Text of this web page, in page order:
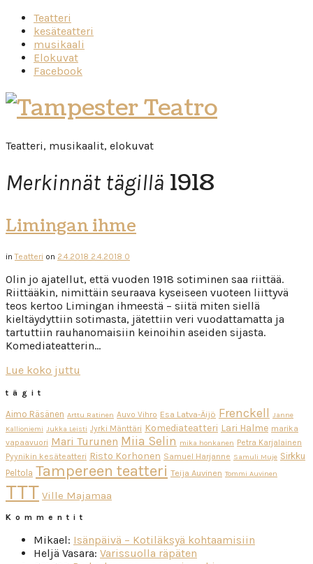
Teatteri
kesäteatteri
musikaali
Elokuvat
Facebook
Tampester
Teatro
Teatteri, musikaalit, elokuvat
Merkinnät tägillä 1918
Limingan ihme
inTeatteri on 2.4.2018 2.4.2018 0
Olin jo ajatellut, että vuoden 1918 sotiminen saa riittää.
Riittääkin, nimittäin seuraava kyseiseen vuoteen liittyvä
teos kertoo Limingan ihmeestä – siitä miten siellä
kieltäydyttiin sotimasta, jätettiin veri vuodattamatta ja
tartuttiin rauhanomaisiin keinoihin aseiden sijasta.
Komediateatterin…
Lue koko juttu
tägit
Aimo Räsänen Arttu Ratinen Auvo Vihro Esa Latva-Äijö Frenckell Janne
Kallioniemi Jukka Leisti Jyrki Mänttäri Komediateatteri Lari Halme marika
vapaavuori Mari Turunen Miia Selin mika honkanen Petra Karjalainen
Pyynikin kesäteatteri Risto Korhonen Samuel Harjanne Samuli Muje Sirkku
Peltola Tampereen teatteri Teija Auvinen Tommi Auvinen
TTT Ville Majamaa
Kommentit
Mikael: Isänpäivä – Kotiläksyä kohtaamisiin
Heljä Vasara: Varissuolla räpäten